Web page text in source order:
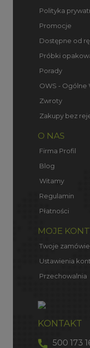
Polityka
Promocje
Dostępne od
Próbki
Porady
OWS - Ogólne
Zwroty
Zakupy bez
O NAS
Firma Profil
Blog
Witamy
Regulamin
Płatności
MOJE
Twoje
Ustawienia
Przechowalnia
KONTAKT
500 173